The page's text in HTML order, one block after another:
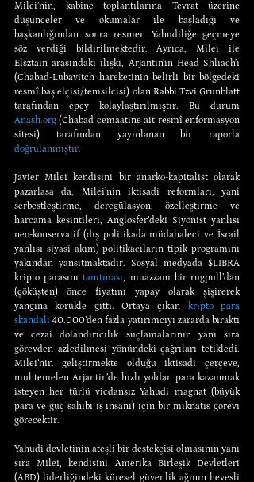
Milei’nin, kabine toplantılarına Tevrat üzerine
düşünceler ve okumalar ile başladığı ve
başkanlığından sonra resmen Yahudiliğe geçmeye
söz verdiği bildirilmektedir. Ayrıca, Milei ile
Elsztain arasındaki ilişki, Arjantin’in Head Shliach’ı
(Chabad-Lubavitch hareketinin belirli bir bölgedeki
resmî baş elçisi/temsilcisi) olan Rabbi Tzvi Grunblatt
Anash.org (Chabad cemaatine ait resmî enformasyon
doğrulanmıştır.
Javier Milei kendisini bir anarko-kapitalist olarak
pazarlasa da, Milei’nin iktisadi reformları, yani
serbestleştirme, deregülasyon, özelleştirme ve
harcama kesintileri, Anglosfer’deki Siyonist yanlısı
neo-konservatif (dış politikada müdahaleci ve İsrail
yanlısı siyasi akım) politikacıların tipik programını
yakından yansıtmaktadır. Sosyal medyada $LIBRA
kripto parasını tanıtması, muazzam bir rugpull’dan
(çöküşten) önce fiyatını yapay olarak şişirerek
yangına körükle gitti. Ortaya çıkan kripto para
skandalı 40.000’den fazla yatırımcıyı zararda bıraktı
ve cezai dolandırıcılık suçlamalarının yanı sıra
görevden azledilmesi yönündeki çağrıları tetikledi.
Milei’nin geliştirmekte olduğu iktisadi çerçeve,
muhtemelen Arjantin’de hızlı yoldan para kazanmak
isteyen her türlü vicdansız Yahudi magnat (büyük
para ve güç sahibi iş insanı) için bir mıknatıs görevi
görecektir.
Yahudi devletinin ateşli bir destekçisi olmasının yanı
sıra Milei, kendisini Amerika Birleşik Devletleri
(ABD) liderliğindeki küresel güvenlik ağının hevesli